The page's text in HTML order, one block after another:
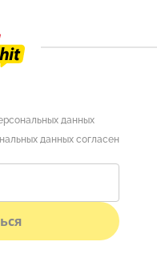
данных
данных согласен